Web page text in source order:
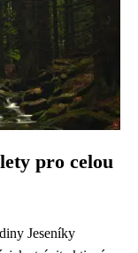
pro celou
Jeseníky